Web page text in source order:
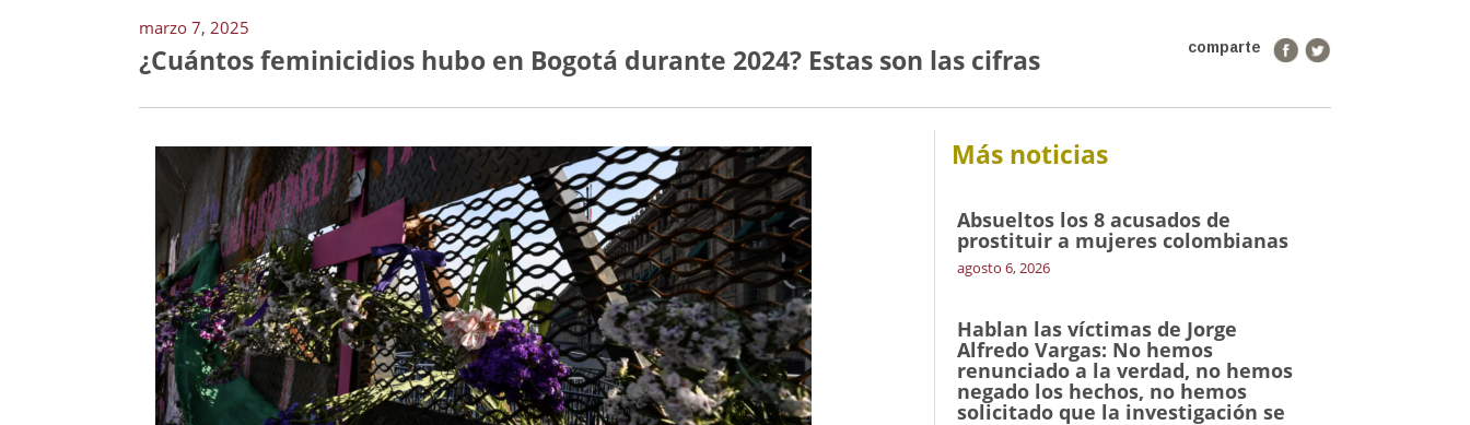
marzo 7, 2025
comparte
¿Cuántos feminicidios hubo en Bogotá durante 2024? Estas son las cifras
Más noticias
Absueltos los 8 acusados de
prostituir a mujeres colombianas
agosto 6, 2026
Hablan las víctimas de Jorge
Alfredo Vargas: No hemos
renunciado a la verdad, no hemos
negado los hechos, no hemos
solicitado que la investigación se